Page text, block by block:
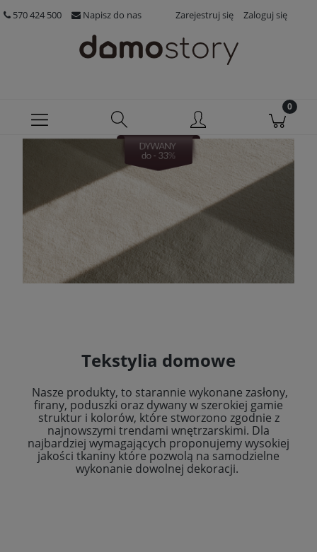
570 424 500 Napisz do nas Zarejestruj się Zaloguj się
Tekstylia domowe
Nasze produkty, to starannie wykonane zasłony,
firany, poduszki oraz dywany w szerokiej gamie
struktur i kolorów, które stworzono zgodnie z
najnowszymi trendami wnętrzarskimi. Dla
najbardziej wymagających proponujemy wysokiej
jakości tkaniny które pozwolą na samodzielne
wykonanie dowolnej dekoracji.